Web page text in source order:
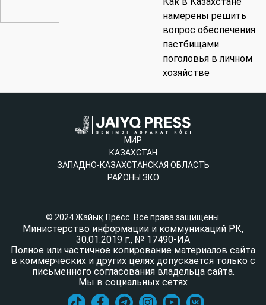
намерены решить
вопрос обеспечения
пастбищами
поголовья в личном
хозяйстве
МИР
КАЗАХСТАН
ЗАПАДНО-КАЗАХСТАНСКАЯ ОБЛАСТЬ
РАЙОНЫ ЗКО
© 2024 Жайық Пресс. Все права защищены.
Министерство информации и коммуникаций РК,
30.01.2019 г., № 17490-ИА
Полное или частичное копирование материалов сайта
в коммерческих и других целях допускается только с
письменного согласования владельца сайта.
Мы в социальных сетях